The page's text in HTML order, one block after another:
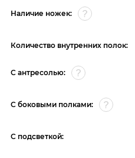
Наличие ножек:
Количество внутренних полок:
С антресолью:
С боковыми полками:
С подсветкой: